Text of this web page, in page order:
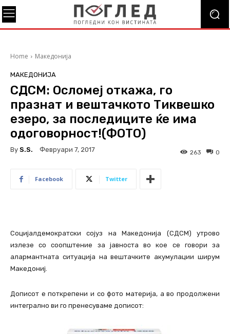
Home Македонија
МАКЕДОНИЈА
СДСМ: Осломеј откажа, го
празнат и вештачкото Тиквешко
езеро, за последиците ќе има
одоговорност!(ФОТО)
By S.s. Февруари 7, 2017 0
263
Facebook Twitter
Социјалдемократски сојуз на Македонија (СДСМ) утрово
излезе со соопштение за јавноста во кое се говори за
алармантната ситуација на вештачките акумулации ширум
Македониј.
Дописот е поткрепени и со фото материја, а во продолжени
интегрално ви го пренесуваме дописот: